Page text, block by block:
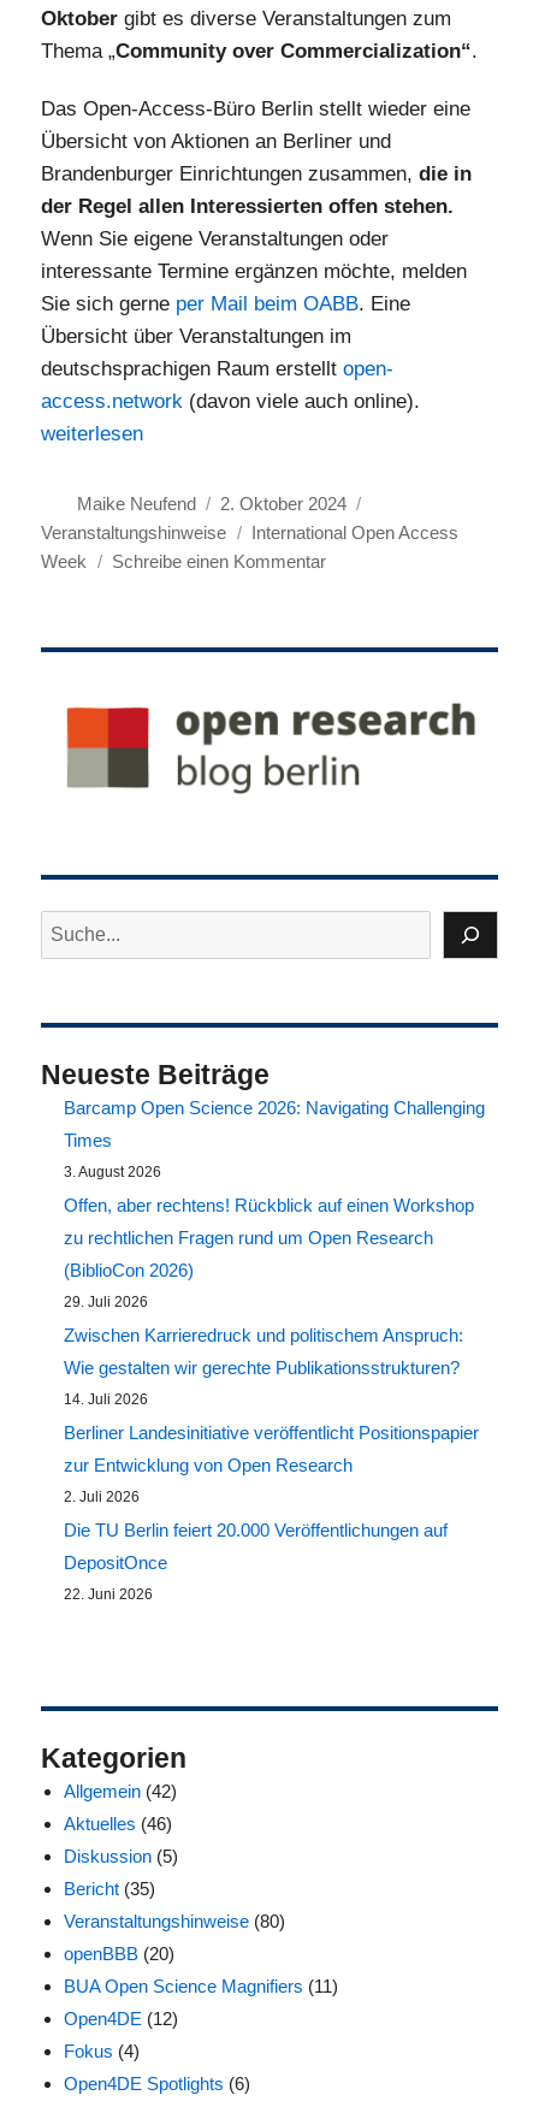
Oktober gibt es diverse Veranstaltungen zum
Thema „Community over Commercialization“.
Das Open-Access-Büro Berlin stellt wieder eine
Übersicht von Aktionen an Berliner und
Brandenburger Einrichtungen zusammen,die in
der Regel allen Interessierten offen stehen.
Wenn Sie eigene Veranstaltungen oder
interessante Termine ergänzen möchte, melden
Sie sich gerne per Mail beim OABB. Eine
Übersicht über Veranstaltungen im
deutschsprachigen Raum erstelltopen-
access.network (davon viele auch online).
„21. bis 27. Oktober 2024: International Open Access
weiterlesen
Autor
Maike Neufend
Veröffentlicht
am
2. Oktober 2024
Veranstaltungshinweise
Schlagwörter
International Open Access
Week
Schreibe einen Kommentarzu
27.
International
Open
Access
–
Veranstaltungen
Berlin
Brandenburg
Suchen
Neueste Beiträge
Barcamp Open Science 2026: Navigating Challenging
Times
3. August 2026
Offen, aber rechtens! Rückblick auf einen Workshop
zu rechtlichen Fragen rund um Open Research
(BiblioCon 2026)
29. Juli 2026
Zwischen Karrieredruck und politischem Anspruch:
Wie gestalten wir gerechte Publikationsstrukturen?
14. Juli 2026
Berliner Landesinitiative veröffentlicht Positionspapier
zur Entwicklung von Open Research
2. Juli 2026
Die TU Berlin feiert 20.000 Veröffentlichungen auf
DepositOnce
22. Juni 2026
Kategorien
Allgemein (42)
Aktuelles (46)
Diskussion (5)
Bericht (35)
Veranstaltungshinweise (80)
openBBB (20)
BUA Open Science Magnifiers (11)
Open4DE (12)
Fokus (4)
Open4DE Spotlights (6)